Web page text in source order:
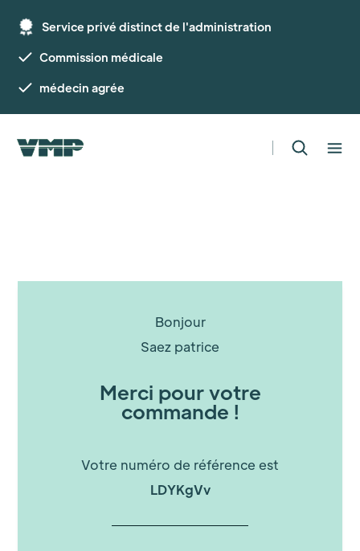
Service privé distinct de l'administration
Commission médicale
médecin agrée
Bonjour
Saez patrice
Merci pour votre
commande !
Votre numéro de référence est
LDYKgVv